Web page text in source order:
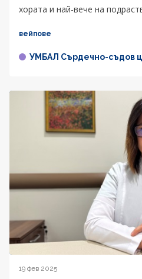
хората и най-вече на
вейпове
УМБАЛ Сърдечно-съдов
19 фев 2025